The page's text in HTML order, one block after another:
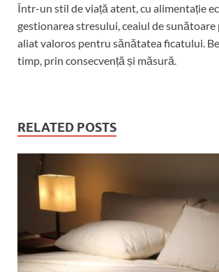
Într-un stil de viață atent, cu alimentație
gestionarea stresului, ceaiul de sunătoare
aliat valoros pentru sănătatea ficatului.
timp, prin consecvență și măsură.
RELATED POSTS